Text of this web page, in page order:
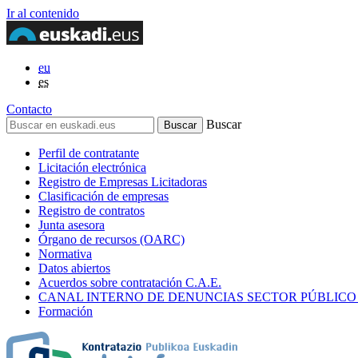
Ir al contenido
eu
es
Contacto
Buscar
Perfil de contratante
Licitación electrónica
Registro de Empresas Licitadoras
Clasificación de empresas
Registro de contratos
Junta asesora
Órgano de recursos (OARC)
Normativa
Datos abiertos
Acuerdos sobre contratación C.A.E.
CANAL INTERNO DE DENUNCIAS SECTOR
Formación